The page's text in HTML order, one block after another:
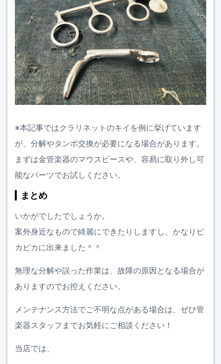
※本記事ではクラリネットのキイを例に挙げています
が、分解やタンポ交換が必要になる場合があります。
まずは金管楽器のマウスピースや、容易に取り外し可
能なパーツでお試しください。
まとめ
いかがでしたでしょうか。
案外身近なもので綺麗にできたりしますし、かなりピ
カピカに出来ました＾＾
無理な分解や誤った作業は、故障の原因となる場合が
ありますのでお控えください。
メンテナンス方法でご不明な点がある場合は、ぜひ管
楽器スタッフまでお気軽にご相談ください！
当店では、